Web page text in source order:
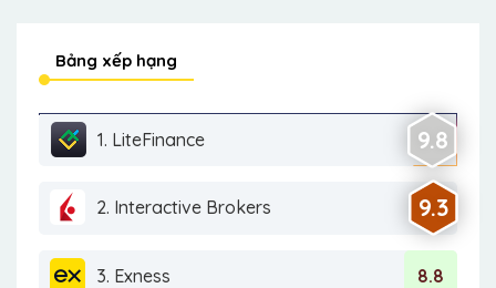
Bảng xếp hạng
1. LiteFinance 9.8
2. Interactive Brokers 9.3
3. Exness 8.8